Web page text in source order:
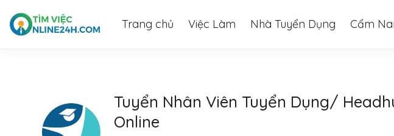
Trang chủ Việc Làm Nhà Tuyển Dụng Cẩm
Tuyển Nhân Viên Tuyển Dụng/
Online